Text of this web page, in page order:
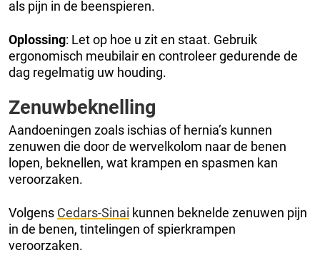
als pijn in de beenspieren.
Oplossing: Let op hoe u zit en staat. Gebruik
ergonomisch meubilair en controleer gedurende de
dag regelmatig uw houding.
Zenuwbeknelling
Aandoeningen zoals ischias of hernia’s kunnen
zenuwen die door de wervelkolom naar de benen
lopen, beknellen, wat krampen en spasmen kan
veroorzaken.
Volgens Cedars-Sinai kunnen beknelde zenuwen pijn
in de benen, tintelingen of spierkrampen
veroorzaken.